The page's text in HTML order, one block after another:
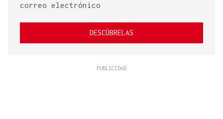
correo electrónico
DESCÚBRELAS